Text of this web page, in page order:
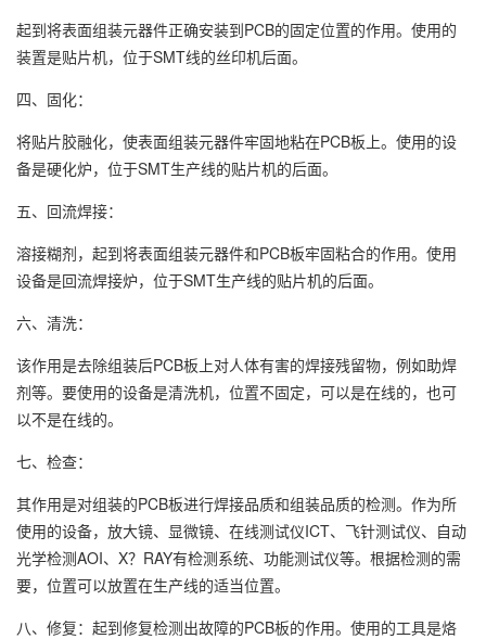
起到将表面组装元器件正确安装到PCB的固定位置的作用。使用的
装置是贴片机，位于SMT线的丝印机后面。
四、固化：
将贴片胶融化，使表面组装元器件牢固地粘在PCB板上。使用的设
备是硬化炉，位于SMT生产线的贴片机的后面。
五、回流焊接：
溶接糊剂，起到将表面组装元器件和PCB板牢固粘合的作用。使用
设备是回流焊接炉，位于SMT生产线的贴片机的后面。
六、清洗：
该作用是去除组装后PCB板上对人体有害的焊接残留物，例如助焊
剂等。要使用的设备是清洗机，位置不固定，可以是在线的，也可
以不是在线的。
七、检查：
其作用是对组装的PCB板进行焊接品质和组装品质的检测。作为所
使用的设备，放大镜、显微镜、在线测试仪ICT、飞针测试仪、自动
光学检测AOI、X？RAY有检测系统、功能测试仪等。根据检测的需
要，位置可以放置在生产线的适当位置。
八、修复：起到修复检测出故障的PCB板的作用。使用的工具是烙